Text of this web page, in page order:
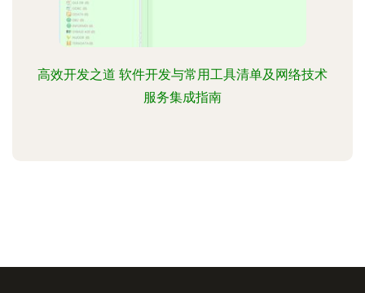
高效开发之道 软件开发与常用工具清单及网络技术
服务集成指南